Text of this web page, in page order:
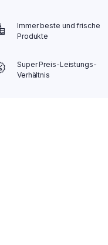
Immer beste und frische
Produkte
Super Preis-Leistungs-
Verhältnis